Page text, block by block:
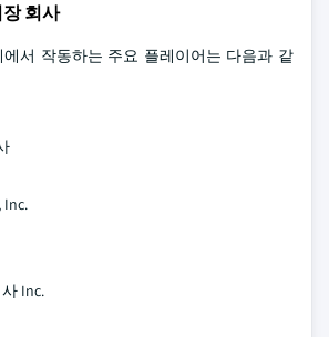
회사
서 작동하는 주요 플레이어는 다음과 같
Inc.
Inc.